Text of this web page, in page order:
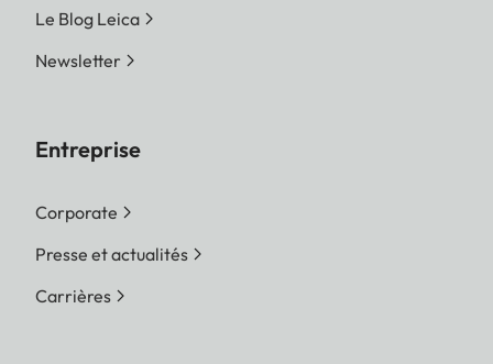
Le Blog Leica
Newsletter
Entreprise
Corporate
Presse et actualités
Carrières